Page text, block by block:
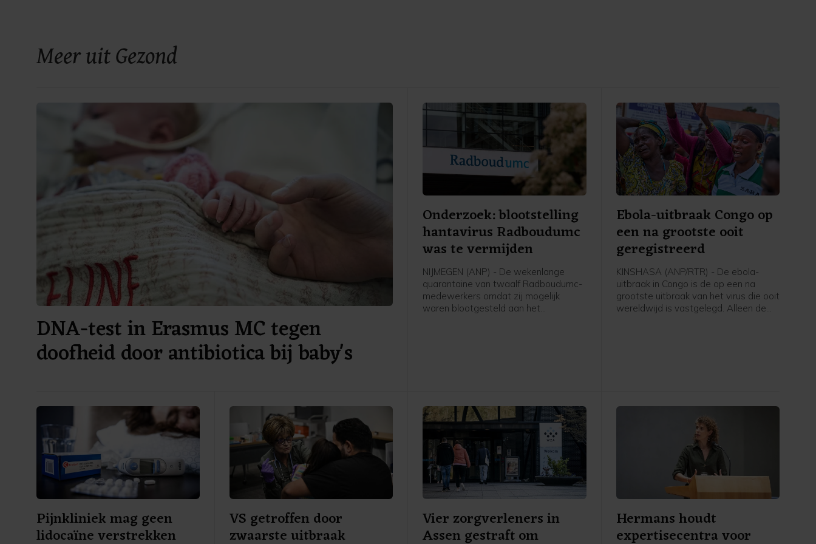
Meer uit Gezond
DNA-test in Erasmus MC tegen
doofheid door antibiotica bij baby's
Onderzoek: blootstelling
hantavirus Radboudumc
was te vermijden
NIJMEGEN (ANP) - De wekenlange
quarantaine van twaalf Radboudumc-
medewerkers omdat zij mogelijk
waren blootgesteld aan het
Ebola-uitbraak Congo op
een na grootste ooit
geregistreerd
KINSHASA (ANP/RTR) - De ebola-
uitbraak in Congo is de op een na
grootste uitbraak van het virus die ooit
wereldwijd is vastgelegd. Alleen de
Pijnkliniek mag geen
lidocaïne verstrekken
VS getroffen door
zwaarste uitbraak
Vier zorgverleners in
Assen gestraft om
Hermans houdt
expertisecentra voor